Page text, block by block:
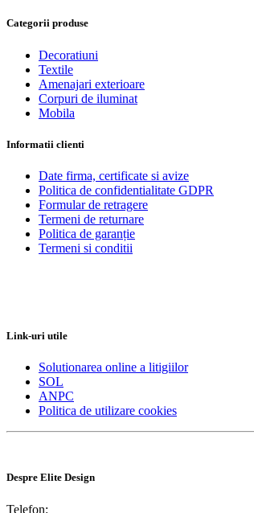
Categorii produse
Decoratiuni
Textile
Amenajari exterioare
Corpuri de iluminat
Mobila
Informatii clienti
Date firma, certificate si avize
Politica de confidentialitate GDPR
Formular de retragere
Termeni de returnare
Politica de garanție
Termeni si conditii
Link-uri utile
Solutionarea online a litigiilor
SOL
ANPC
Politica de utilizare cookies
Despre Elite Design
Telefon: